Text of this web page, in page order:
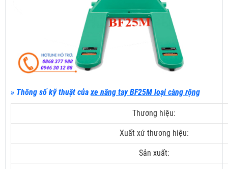
» Thông số kỹ thuật củaxe nâng tay BF25M loại càng rộng
Thương hiệu:
Xuất xứ thương hiệu:
Sản xuất: